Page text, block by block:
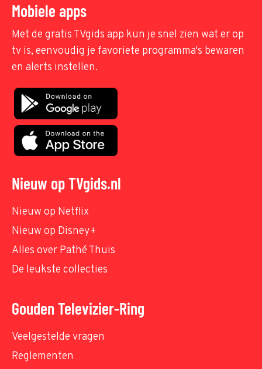
Mobiele apps
Met de gratis TVgids app kun je snel zien wat er op
tv is, eenvoudig je favoriete programma's bewaren
en alerts instellen.
Nieuw op TVgids.nl
Nieuw op Netflix
Nieuw op Disney+
Alles over Pathé Thuis
De leukste collecties
Gouden Televizier-Ring
Veelgestelde vragen
Reglementen